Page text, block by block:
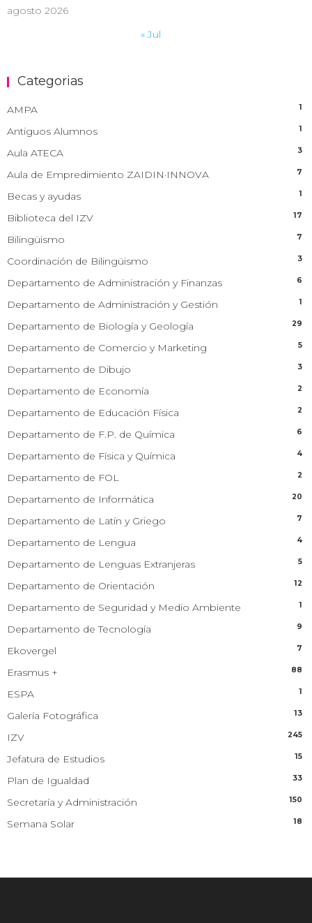
agosto 2026
« Jul
Categorias
AMPA 1
Antiguos Alumnos 1
Aula ATECA 3
Aula de Empredimiento ZAIDIN·INNOVA 7
Becas y ayudas 1
Biblioteca del IZV 17
Bilingüismo 7
Coordinación de Bilingüismo 3
Departamento de Administración y Finanzas 6
Departamento de Administración y Gestión 1
Departamento de Biología y Geología 29
Departamento de Comercio y Marketing 5
Departamento de Dibujo 3
Departamento de Economía 2
Departamento de Educación Física 2
Departamento de F.P. de Química 6
Departamento de Física y Química 4
Departamento de FOL 2
Departamento de Informática 20
Departamento de Latín y Griego 7
Departamento de Lengua 4
Departamento de Lenguas Extranjeras 5
Departamento de Orientación 12
Departamento de Seguridad y Medio Ambiente 1
Departamento de Tecnología 9
Ekovergel 7
Erasmus + 88
ESPA 1
Galería Fotográfica 13
IZV 245
Jefatura de Estudios 15
Plan de Igualdad 33
Secretaría y Administración 150
Semana Solar 18